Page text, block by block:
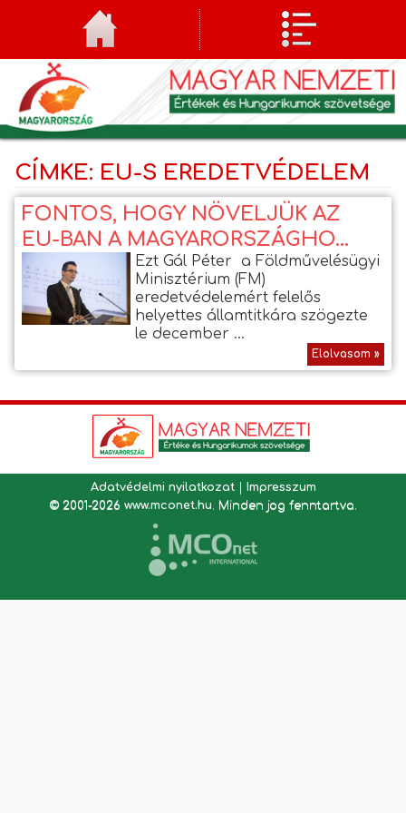
CÍMKE: EU-S EREDETVÉDELEM
FONTOS, HOGY NÖVELJÜK AZ
EU-BAN A MAGYARORSZÁGHO...
Ezt Gál Péter a Földművelésügyi
Minisztérium (FM)
eredetvédelemért felelős
helyettes államtitkára szögezte
le december ...
Elolvasom »
Adatvédelmi nyilatkozat|
Impresszum
© 2001-2026 www.mconet.hu. Minden jog fenntartva.